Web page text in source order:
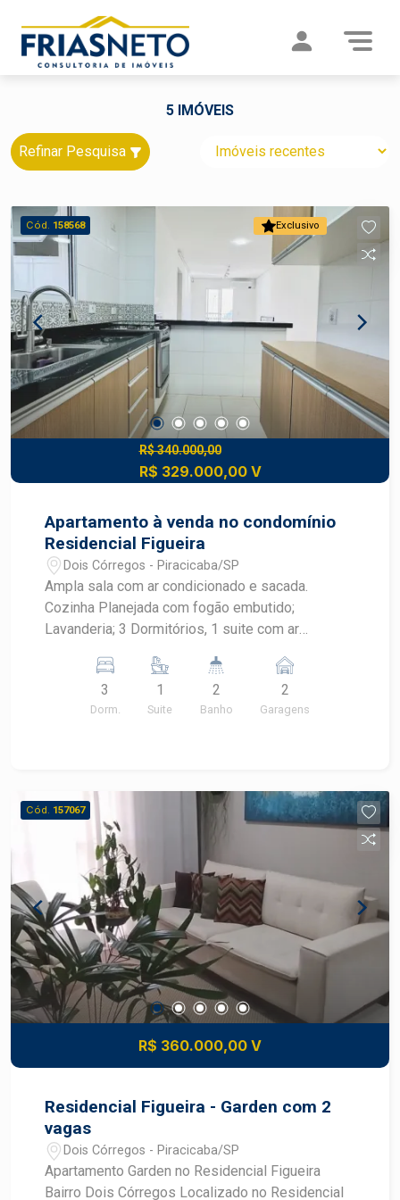
5 IMÓVEIS
Refinar Pesquisa
Exclusivo
Cód. 158568
R$ 340.000,00
R$ 329.000,00 V
Apartamento à venda no condomínio
Residencial Figueira
Dois Córregos - Piracicaba/SP
Ampla sala com ar condicionado e sacada.
Cozinha Planejada com fogão embutido;
Lavanderia; 3 Dormitórios, 1 suite com ar
3
Dorm.
1
Suite
2
Banho
2
Garagens
Cód. 157067
R$ 360.000,00 V
Residencial Figueira - Garden com 2
vagas
Dois Córregos - Piracicaba/SP
Apartamento Garden no Residencial Figueira
Bairro Dois Córregos Localizado no Residencial